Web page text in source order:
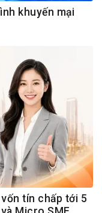
khuyến mại
tín chấp tới 5